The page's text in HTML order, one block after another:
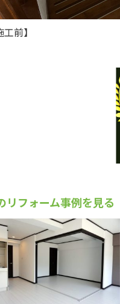
工前】
リフォーム事例を見る